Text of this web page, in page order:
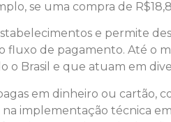
se uma compra de
e permite
de pagamento. Até o
o Brasil e que atuam em
em dinheiro ou cartão,
na implementação técnica